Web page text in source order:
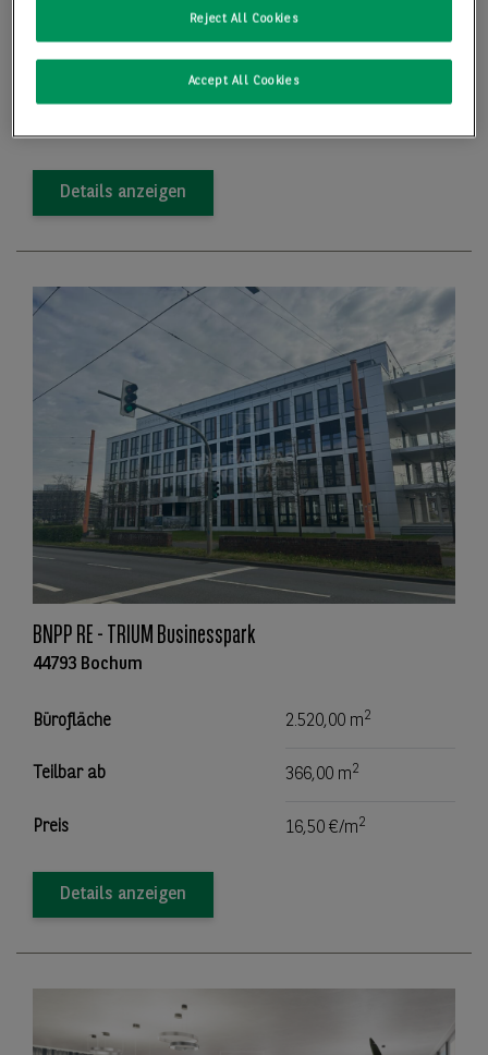
490,23 m
490,23 m
Details anzeigen
BNPP RE - TRIUM Businesspark
44793 Bochum
Bürofläche 2.520,00 m2
Teilbar ab 366,00 m2
Preis 16,50 €/m2
Details anzeigen
Reject All Cookies
Accept All Cookies